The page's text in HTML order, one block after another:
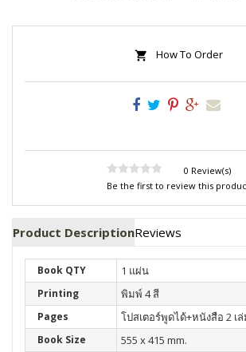
How To Order
0 Review(s)
Be the first to review this
Product DescriptionReviews
Book QTY 1 แผ่น
Printing พิมพ์ 4 สี
Pages โปสเตอร์พูดได้+หนังสือ 2 เ
Book Size 555 x 415 mm.